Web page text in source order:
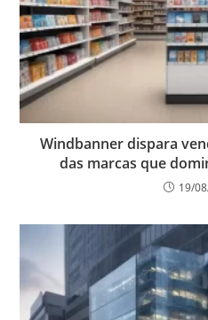
Windbanner dispara
das marcas que
19/